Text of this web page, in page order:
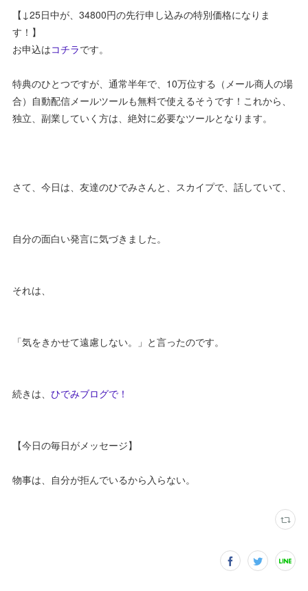
【↓25日中が、34800円の先行申し込みの特別価格になりま
す！】
お申込はコチラです。
特典のひとつですが、通常半年で、10万位する（メール商人の場
合）自動配信メールツールも無料で使えるそうです！これから、
独立、副業していく方は、絶対に必要なツールとなります。
さて、今日は、友達のひでみさんと、スカイプで、話していて、
自分の面白い発言に気づきました。
それは、
「気をきかせて遠慮しない。」と言ったのです。
続きは、ひでみブログで！
【今日の毎日がメッセージ】
物事は、自分が拒んでいるから入らない。